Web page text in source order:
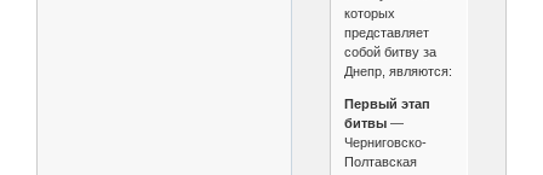
которых
представляет
собой битву за
Днепр, являются:
Первый этап
битвы—
Черниговско-
Полтавская